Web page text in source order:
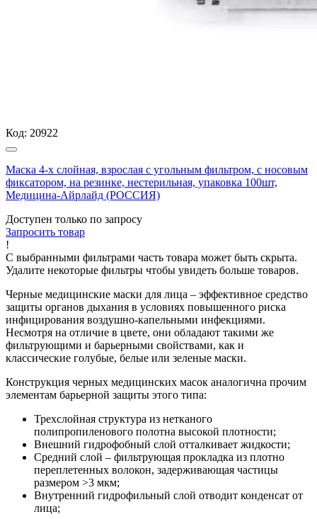
Код: 20922
Маска 4-х слойная, взрослая с угольным фильтром, с носовым
фиксатором, на резинке, нестерильная, упаковка 100шт,
Медицина-Айрлайд (РОССИЯ)
Доступен только по запросу
Запросить товар
!
С выбранными фильтрами часть товара может быть скрыта.
Удалите некоторые фильтры чтобы увидеть больше товаров.
Черные медицинские маски для лица – эффективное средство
защиты органов дыхания в условиях повышенного риска
инфицирования воздушно-капельными инфекциями.
Несмотря на отличие в цвете, они обладают такими же
фильтрующими и барьерными свойствами, как и
классические голубые, белые или зеленые маски.
Конструкция черных медицинских масок аналогична прочим
элементам барьерной защиты этого типа:
Трехслойная структура из нетканого
полипропиленового полотна высокой плотности;
Внешний гидрофобный слой отталкивает жидкости;
Средний слой – фильтрующая прокладка из плотно
переплетенных волокон, задерживающая частицы
размером >3 мкм;
Внутренний гидрофильный слой отводит конденсат от
лица;